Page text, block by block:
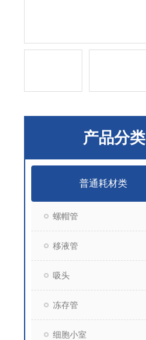
产品分类
普通耗材类
螺帽管
移液管
吸头
冻存管
细胞小室